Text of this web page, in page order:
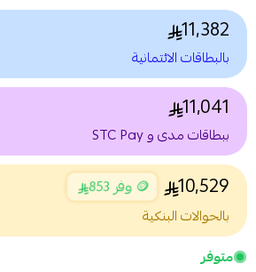
11,382
بالبطاقات الائتمانية
11,041
ببطاقات مدى و STC Pay
10,529 🪙 وفر 853
بالحوالات البنكية
متوفر